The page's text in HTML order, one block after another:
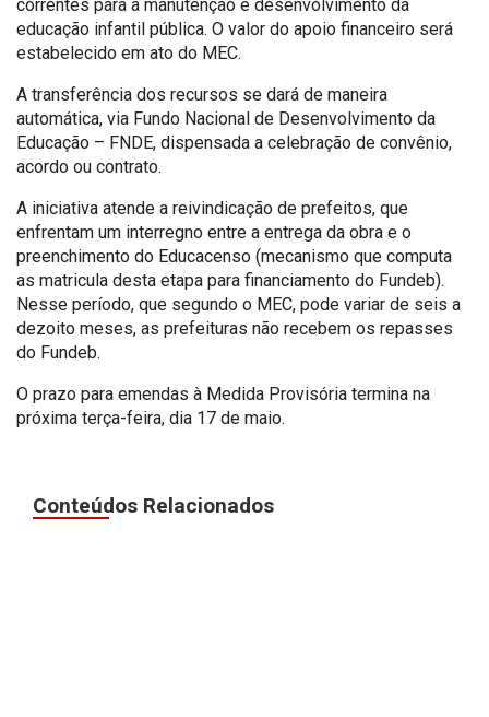
correntes para a manutenção e desenvolvimento da
educação infantil pública. O valor do apoio financeiro será
estabelecido em ato do MEC.
A transferência dos recursos se dará de maneira
automática, via Fundo Nacional de Desenvolvimento da
Educação – FNDE, dispensada a celebração de convênio,
acordo ou contrato.
A iniciativa atende a reivindicação de prefeitos, que
enfrentam um interregno entre a entrega da obra e o
preenchimento do Educacenso (mecanismo que computa
as matricula desta etapa para financiamento do Fundeb).
Nesse período, que segundo o MEC, pode variar de seis a
dezoito meses, as prefeituras não recebem os repasses
do Fundeb.
O prazo para emendas à Medida Provisória termina na
próxima terça-feira, dia 17 de maio.
Conteúdos Relacionados